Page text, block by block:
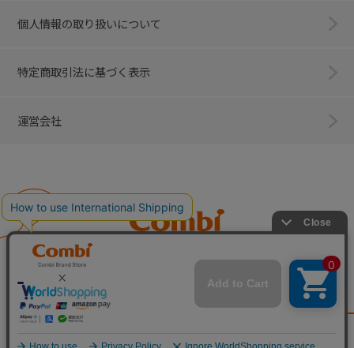
個人情報の取り扱いについて
特定商取引法に基づく表示
運営会社
子育てに、イノベーションを。
ベビー用品のコンビ株式会社
All Right Reserved. Copyright © Combi Corporation.